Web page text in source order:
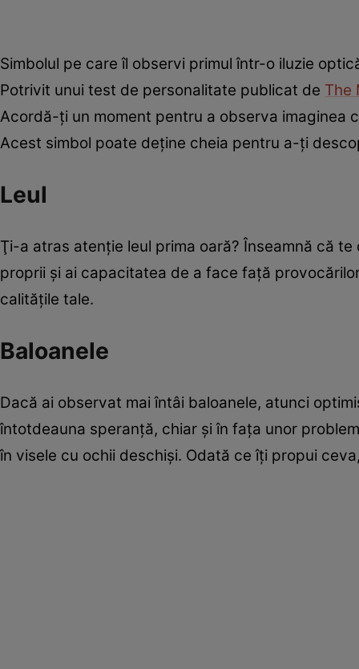
Simbolul pe care îl observi primul într-o iluzie
Potrivit unui test de personalitate publicat de The
Acordă-ţi un moment pentru a observa imaginea
Acest simbol poate deține cheia pentru a-ţi
Leul
Ţi-a atras atenţie leul prima oară? Înseamnă că
proprii și ai capacitatea de a face față
calitățile tale.
Baloanele
Dacă ai observat mai întâi baloanele, atunci
întotdeauna speranță, chiar și în fața unor
în visele cu ochii deschişi. Odată ce îți propui